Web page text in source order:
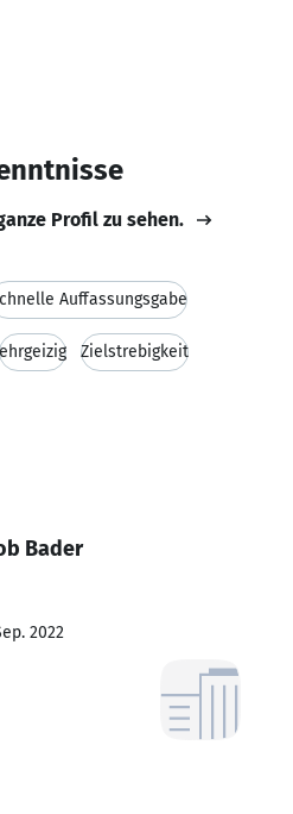
Profil zu sehen.
Auffassungsgabe
ehrgeizig Zielstrebigkeit
Bader
2022